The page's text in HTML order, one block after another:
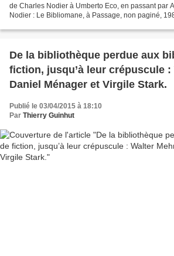
de Charles Nodier à Umberto Eco, en passant par
Nodier : Le Bibliomane, à Passage, non paginé,
De la bibliothèque perdue aux
fiction, jusqu’à leur crépuscule :
Daniel Ménager et Virgile Stark.
Publié le 03/04/2015 à 18:10
Par Thierry Guinhut